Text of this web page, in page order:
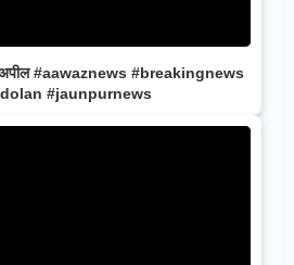
अपील #aawaznews #breakingnews
#jaunpurnews